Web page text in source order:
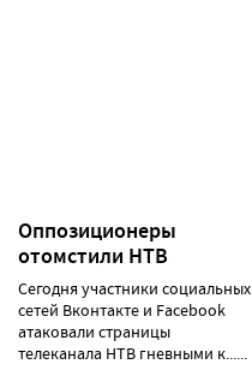
Оппозиционеры
отомстили НТВ
Сегодня участники социальных
сетей Вконтакте и Facebook
атаковали страницы
телеканала НТВ гневными к......